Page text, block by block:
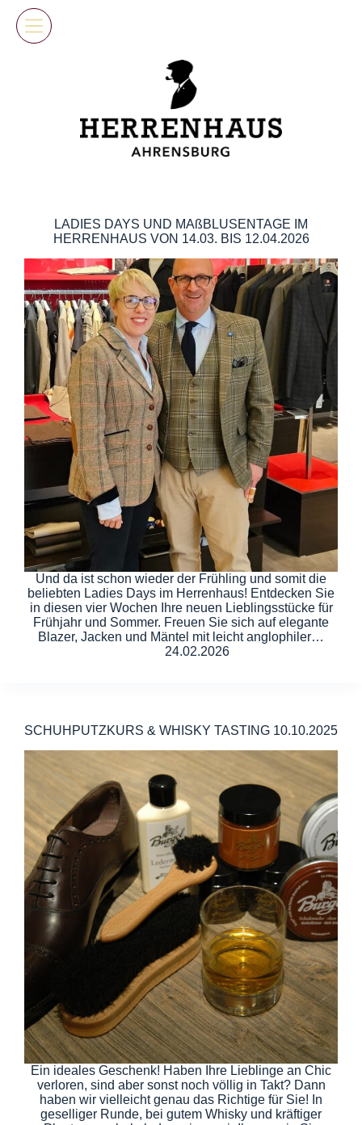
content
LADIES DAYS UND MAßBLUSENTAGE IM
HERRENHAUS VON 14.03. BIS 12.04.2026
Und da ist schon wieder der Frühling und somit die
beliebten Ladies Days im Herrenhaus! Entdecken Sie
in diesen vier Wochen Ihre neuen Lieblingsstücke für
Frühjahr und Sommer. Freuen Sie sich auf elegante
Blazer, Jacken und Mäntel mit leicht anglophiler…
24.02.2026
SCHUHPUTZKURS & WHISKY TASTING 10.10.2025
Ein ideales Geschenk! Haben Ihre Lieblinge an Chic
verloren, sind aber sonst noch völlig in Takt? Dann
haben wir vielleicht genau das Richtige für Sie! In
geselliger Runde, bei gutem Whisky und kräftiger